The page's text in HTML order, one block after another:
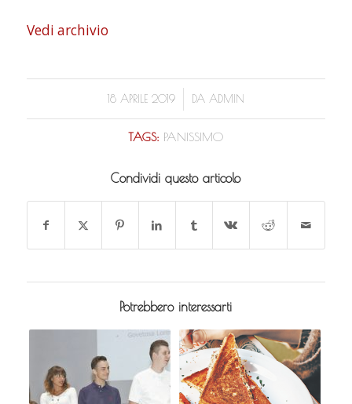
Vedi archivio
18 APRILE 2019
/ DA ADMIN
TAGS: PANISSIMO
Condividi questo articolo
Potrebbero interessarti